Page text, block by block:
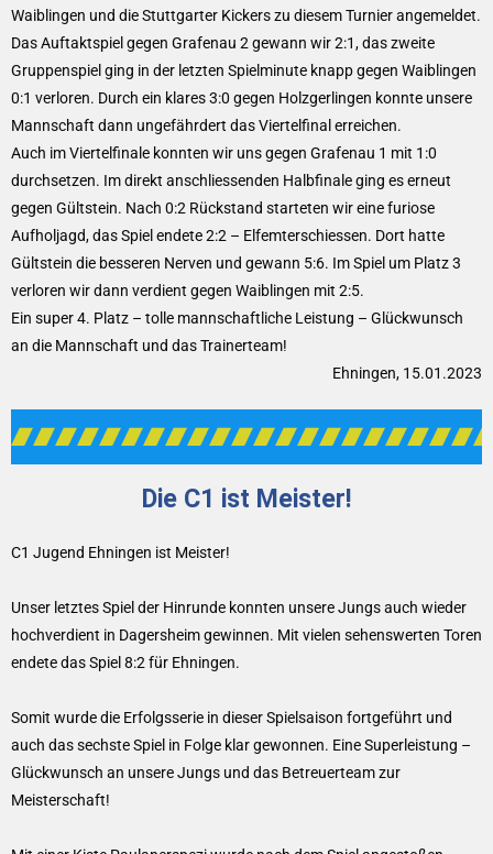
Waiblingen und die Stuttgarter Kickers zu diesem Turnier angemeldet.
Das Auftaktspiel gegen Grafenau 2 gewann wir 2:1, das zweite
Gruppenspiel ging in der letzten Spielminute knapp gegen Waiblingen
0:1 verloren. Durch ein klares 3:0 gegen Holzgerlingen konnte unsere
Mannschaft dann ungefährdert das Viertelfinal erreichen.
Auch im Viertelfinale konnten wir uns gegen Grafenau 1 mit 1:0
durchsetzen. Im direkt anschliessenden Halbfinale ging es erneut
gegen Gültstein. Nach 0:2 Rückstand starteten wir eine furiose
Aufholjagd, das Spiel endete 2:2 – Elfemterschiessen. Dort hatte
Gültstein die besseren Nerven und gewann 5:6. Im Spiel um Platz 3
verloren wir dann verdient gegen Waiblingen mit 2:5.
Ein super 4. Platz – tolle mannschaftliche Leistung – Glückwunsch
an die Mannschaft und das Trainerteam!
Ehningen, 15.01.2023
Die C1 ist Meister!
C1 Jugend Ehningen ist Meister!
Unser letztes Spiel der Hinrunde konnten unsere Jungs auch wieder
hochverdient in Dagersheim gewinnen. Mit vielen sehenswerten Toren
endete das Spiel 8:2 für Ehningen.
Somit wurde die Erfolgsserie in dieser Spielsaison fortgeführt und
auch das sechste Spiel in Folge klar gewonnen. Eine Superleistung –
Glückwunsch an unsere Jungs und das Betreuerteam zur
Meisterschaft!